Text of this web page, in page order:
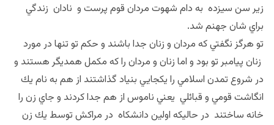
زير سن سيزده به دام شهوت مردان قوم پرست و نادان زندگي
براي شان جهنم شد.
تو هرگز نگفتي كه مردان و زنان جدا باشند و حكم تو تنها در مورد
زنان پيامبر تو بود و اما زنان و مردان را كه مكمل همديگر هستند و
در شروع تمدن اسلامي را يكجايي بنياد گذاشتند از هم به نام يك
انگاشت قومي و قبائلي يعني ناموس از هم جدا كردند و جاي زن را
خانه ساختند در حاليكه اولين دانشكاه در مراكش توسط يك زن